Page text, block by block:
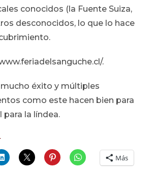
conocidos (la Fuente Suiza,
desconocidos, lo que lo hace
.
éxito y múltiples
como este hacen bien para
para la líndea.
Más